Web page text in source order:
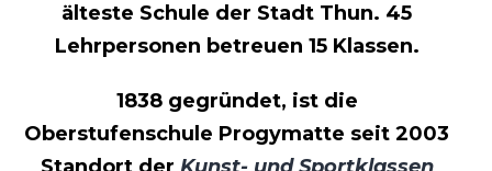
älteste Schule der Stadt Thun. 45
Lehrpersonen betreuen 15 Klassen.
1838 gegründet, ist die
Oberstufenschule Progymatte seit 2003